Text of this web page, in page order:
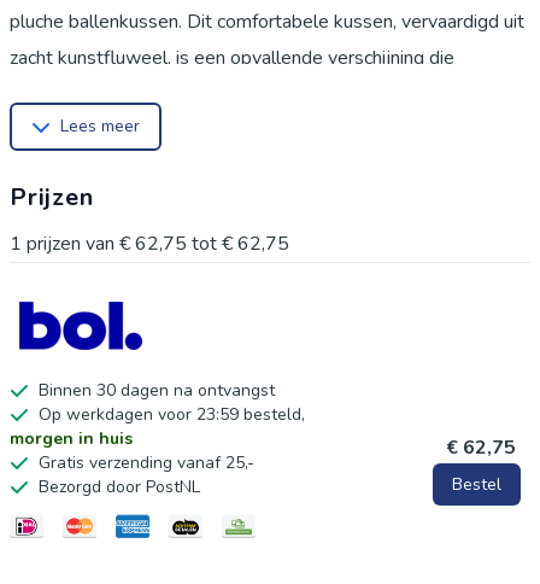
pluche ballenkussen. Dit comfortabele kussen, vervaardigd uit
zacht kunstfluweel, is een opvallende verschijning die
tot de leeshoek. Dit kussen is ontworpen voor veelzijdigheid
reizen of om je favoriete leeshoek nog gezelliger te maken.
Dankzij het eenvoudig te reinigen oppervlak is het kussen
hygiënisch gevoel. Het uitstekende vakmanschap met
zorgvuldig gestikte randen garandeert duurzaamheid, zodat je
er lang van kunt genieten. Dit decoratieve kussen is niet alleen
een aanwinst voor je eigen huis, maar ook een ideaal cadeau
om ontspanning en comfort te schenken. Het minimalistische
ontwerp past moeiteloos in elk modern interieur en geeft een
warm en gezellig gevoel. Maak je huis compleet met dit
Lees meer
Prijzen
1 prijzen van € 62,75 tot€ 62,75
Binnen 30 dagen na ontvangst
Op werkdagen voor 23:59 besteld,
morgen in huis
Gratis verzending vanaf 25,-
Bezorgd door PostNL
€ 62,75
Bestel